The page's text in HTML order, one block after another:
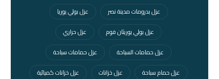
عزل بدرومات مدينة نصر
عزل بولي يوريا
عزل بولي يوريثان فوم
عزل حراري
عزل حمامات السباحة
عزل حمامات سباحة
عزل حمام سباحة
عزل خزانات
عزل خزانات كميائية